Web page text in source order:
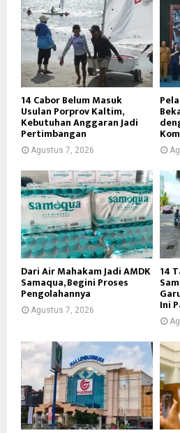
14 Cabor Belum Masuk
Usulan Porprov Kaltim,
Kebutuhan Anggaran Jadi
Pertimbangan
Agustus 7, 2026
Dari Air Mahakam Jadi AMDK
Samaqua, Begini Proses
Pengolahannya
Agustus 7, 2026
14
Ini